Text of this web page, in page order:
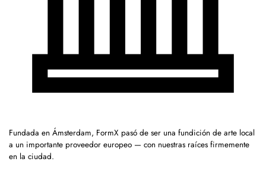
Fundada en Ámsterdam, FormX pasó de ser una fundición de arte local
a un importante proveedor europeo — con nuestras raíces firmemente
en la ciudad.